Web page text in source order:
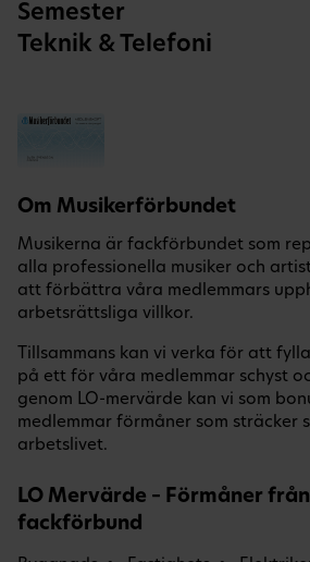
Semester
Teknik & Telefoni
Om Musikerförbundet
Musikerna är fackförbundet som
alla professionella musiker och
att förbättra våra medlemmars
arbetsrättsliga villkor.
Tillsammans kan vi verka för att
på ett för våra medlemmar schyst
genom LO-mervärde kan vi som
medlemmar förmåner som sträcker
arbetslivet.
LO Mervärde – Förmåner
fackförbund